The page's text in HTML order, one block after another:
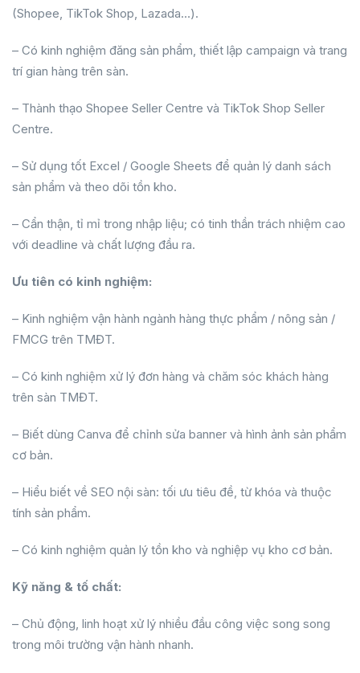
(Shopee, TikTok Shop, Lazada…).
– Có kinh nghiệm đăng sản phẩm, thiết lập campaign và trang
trí gian hàng trên sàn.
– Thành thạo Shopee Seller Centre và TikTok Shop Seller
Centre.
– Sử dụng tốt Excel / Google Sheets để quản lý danh sách
sản phẩm và theo dõi tồn kho.
– Cẩn thận, tỉ mỉ trong nhập liệu; có tinh thần trách nhiệm cao
với deadline và chất lượng đầu ra.
Ưu tiên có kinh nghiệm:
– Kinh nghiệm vận hành ngành hàng thực phẩm / nông sản /
FMCG trên TMĐT.
– Có kinh nghiệm xử lý đơn hàng và chăm sóc khách hàng
trên sàn TMĐT.
– Biết dùng Canva để chỉnh sửa banner và hình ảnh sản phẩm
cơ bản.
– Hiểu biết về SEO nội sàn: tối ưu tiêu đề, từ khóa và thuộc
tính sản phẩm.
– Có kinh nghiệm quản lý tồn kho và nghiệp vụ kho cơ bản.
Kỹ năng & tố chất:
– Chủ động, linh hoạt xử lý nhiều đầu công việc song song
trong môi trường vận hành nhanh.